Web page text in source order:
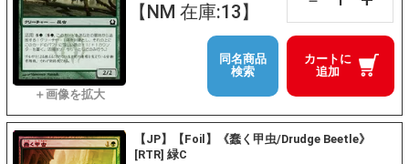
【NM 在庫:13】
カートに
追加
同名商品
検索
【JP】【Foil】《蠢く甲虫/Drudge Beetle》
[RTR] 緑C